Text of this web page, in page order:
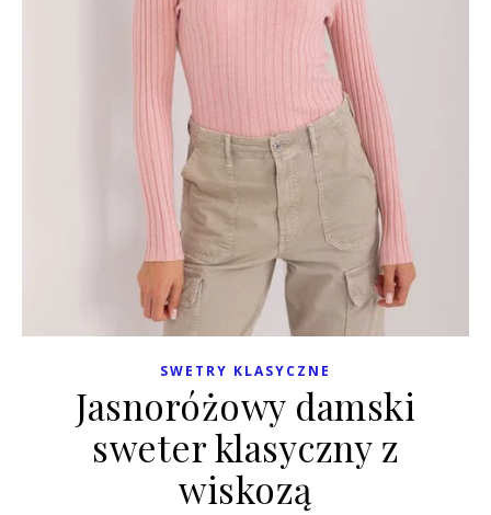
SWETRY KLASYCZNE
Jasnoróżowy damski
sweter klasyczny z
wiskozą